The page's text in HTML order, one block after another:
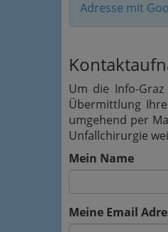
Adresse mit
Um die Info-Graz
Übermittlung
umgehend per
Unfallchirurgie
Mein Name
Meine Email